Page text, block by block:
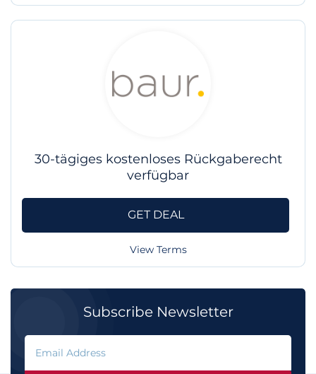
30-tägiges kostenloses Rückgaberecht
verfügbar
GET DEAL
View Terms
Subscribe Newsletter